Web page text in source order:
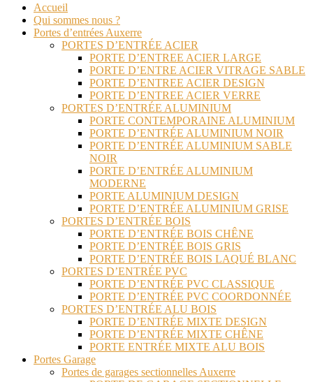
Accueil
Qui sommes nous ?
Portes d’entrées Auxerre
PORTES D’ENTRÉE ACIER
PORTE D’ENTREE ACIER LARGE
PORTE D’ENTRE ACIER VITRAGE SABLE
PORTE D’ENTREE ACIER DESIGN
PORTE D’ENTREE ACIER VERRE
PORTES D’ENTRÉE ALUMINIUM
PORTE CONTEMPORAINE ALUMINIUM
PORTE D’ENTRÉE ALUMINIUM NOIR
PORTE D’ENTRÉE ALUMINIUM SABLE
NOIR
PORTE D’ENTRÉE ALUMINIUM
MODERNE
PORTE ALUMINIUM DESIGN
PORTE D’ENTRÉE ALUMINIUM GRISE
PORTES D’ENTRÉE BOIS
PORTE D’ENTRÉE BOIS CHÊNE
PORTE D’ENTRÉE BOIS GRIS
PORTE D’ENTRÉE BOIS LAQUÉ BLANC
PORTES D’ENTRÉE PVC
PORTE D’ENTRÉE PVC CLASSIQUE
PORTE D’ENTRÉE PVC COORDONNÉE
PORTES D’ENTRÉE ALU BOIS
PORTE D’ENTRÉE MIXTE DESIGN
PORTE D’ENTRÉE MIXTE CHÊNE
PORTE ENTRÉE MIXTE ALU BOIS
Portes Garage
Portes de garages sectionnelles Auxerre